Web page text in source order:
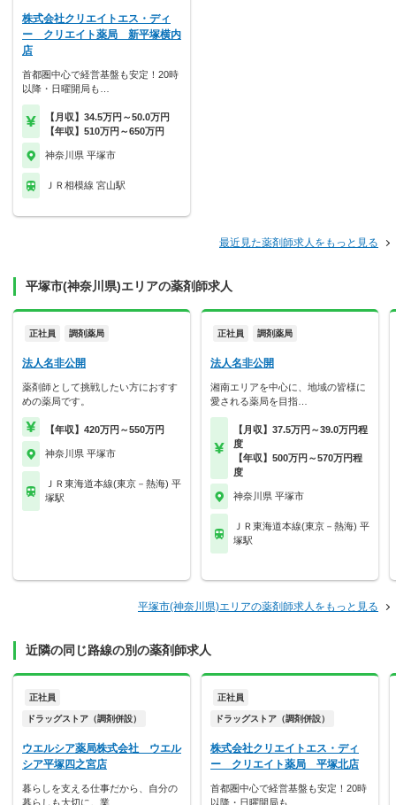
株式会社クリエイトエス・ディ
ー クリエイト薬局 新平塚横内
店
首都圏中心で経営基盤も安定！20時
以降・日曜開局も…
【月収】34.5万円～50.0万円
【年収】510万円～650万円
神奈川県 平塚市
ＪＲ相模線 宮山駅
最近見た薬剤師求人をもっと見る
平塚市(神奈川県)エリアの薬剤師求人
正社員 調剤薬局
法人名非公開
薬剤師として挑戦したい方におすす
めの薬局です。
【年収】420万円～550万円
神奈川県 平塚市
ＪＲ東海道本線(東京－熱海) 平
塚駅
正社員 調剤薬局
法人名非公開
湘南エリアを中心に、地域の皆様に
愛される薬局を目指…
【月収】37.5万円～39.0万円程
度
【年収】500万円～570万円程
度
神奈川県 平塚市
ＪＲ東海道本線(東京－熱海) 平
塚駅
平塚市(神奈川県)エリアの薬剤師求人をもっと見る
近隣の同じ路線の別の薬剤師求人
正社員
ドラッグストア（調剤併設）
ウエルシア薬局株式会社 ウエル
シア平塚四之宮店
暮らしを支える仕事だから、自分の
暮らしも大切に。業…
正社員
ドラッグストア（調剤併設）
株式会社クリエイトエス・ディ
ー クリエイト薬局 平塚北店
首都圏中心で経営基盤も安定！20時
以降・日曜開局も…